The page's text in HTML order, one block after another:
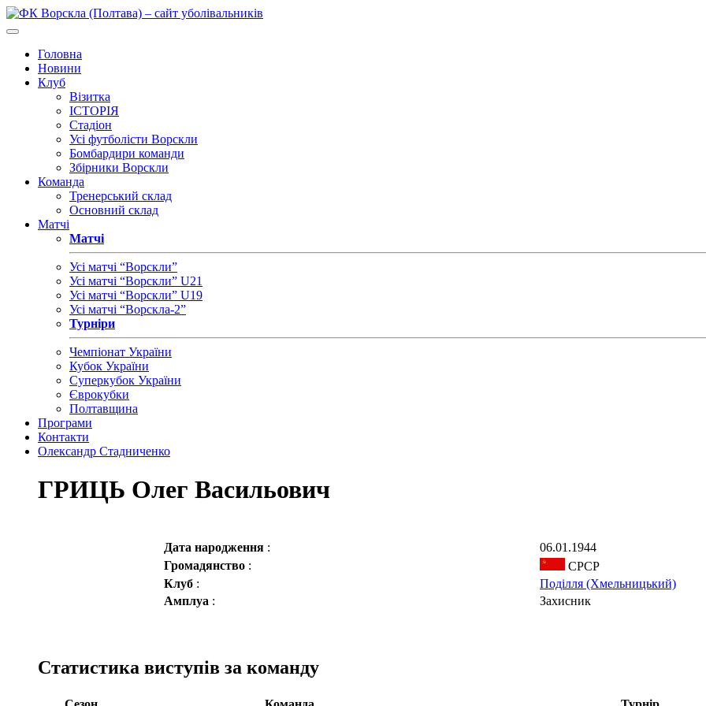
Головна
Новини
Клуб
Візитка
ІСТОРІЯ
Стадіон
Усі футболісти Ворскли
Бомбардири команди
Збірники Ворскли
Команда
Тренерський склад
Основний склад
Матчі
Матчі
Усі матчі “Ворскли”
Усі матчі “Ворскли” U21
Усі матчі “Ворскли” U19
Усі матчі “Ворскла-2”
Турніри
Чемпіонат України
Кубок України
Суперкубок України
Єврокубки
Полтавщина
Програми
Контакти
Олександр Стадниченко
ГРИЦЬ Олег Васильович
Дата народження :
06.01.1944
Громадянство :
СРСР
Клуб :
Поділля (Хмельницький)
Амплуа : Захисник
Статистика виступів за команду